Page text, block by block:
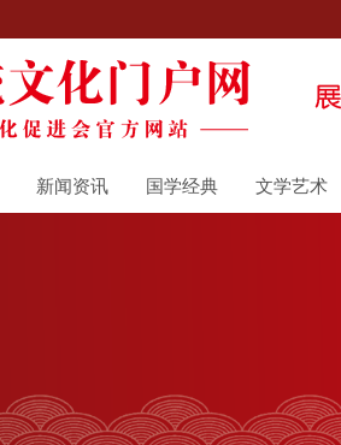
新闻资讯 国学经典 文学艺术